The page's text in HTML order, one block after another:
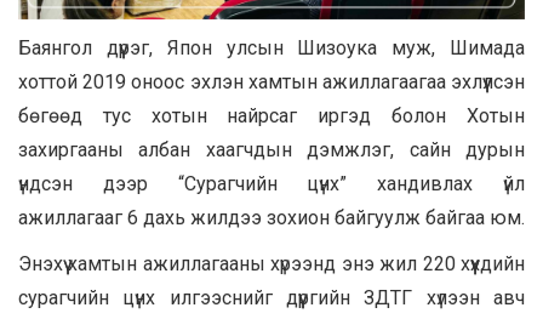
Баянгол дүүрэг, Япон улсын Шизоука муж, Шимада
хоттой 2019 оноос эхлэн хамтын ажиллагаагаа эхлүүлсэн
бөгөөд тус хотын найрсаг иргэд болон Хотын
захиргааны албан хаагчдын дэмжлэг, сайн дурын
үндсэн дээр “Сурагчийн цүнх” хандивлах үйл
ажиллагааг 6 дахь жилдээ зохион байгуулж байгаа юм.
Энэхүү хамтын ажиллагааны хүрээнд энэ жил 220 хүүхдийн
сурагчийн цүнх илгээснийг дүүргийн ЗДТГ хүлээн авч